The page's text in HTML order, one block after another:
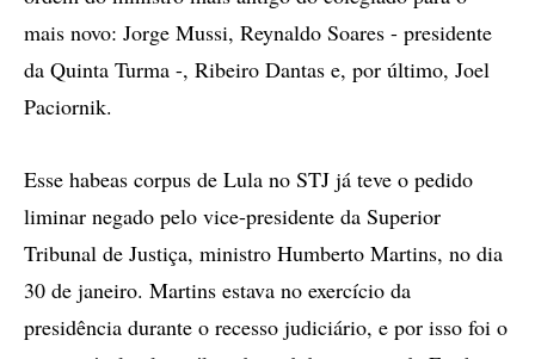
mais novo: Jorge Mussi, Reynaldo Soares - presidente
da Quinta Turma -, Ribeiro Dantas e, por último, Joel
Paciornik.
Esse habeas corpus de Lula no STJ já teve o pedido
liminar negado pelo vice-presidente da Superior
Tribunal de Justiça, ministro Humberto Martins, no dia
30 de janeiro. Martins estava no exercício da
presidência durante o recesso judiciário, e por isso foi o